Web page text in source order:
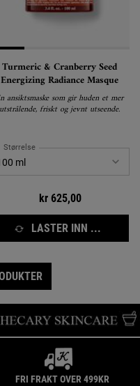
Turmeric & Cranberry Seed
Energizing Radiance Masque
ansiktsmaske som gir huden et mer
utstrålende, friskt og jevnt utseende.
Størrelse
kr 625,00
LASTER INN ...
FRI FRAKT OVER 499KR